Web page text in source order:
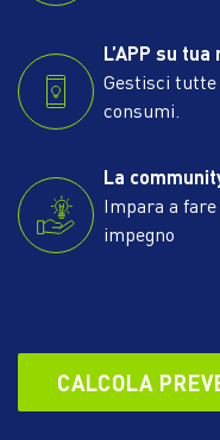
L’APP su
Gestisci
consumi.
La
Impara a
impegno
CALCOLA